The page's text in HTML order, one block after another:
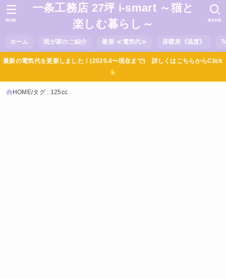
一条工務店 27坪 i-smart ～猫と
楽しむ暮らし～
ホーム 我が家のご紹介 最新 ≪電気代≫ 床暖房《温度》
SEARCH
MENU
最新の電気代を更新しました！(2020.4〜現在まで) 詳しくはこちらからClick
HOME タグ : 125cc